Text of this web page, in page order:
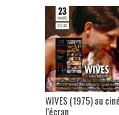
WIVES (1975) au
l’écran